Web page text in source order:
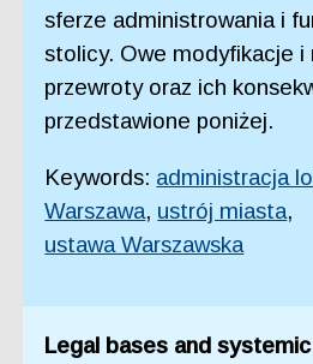
sferze administrowania i
stolicy. Owe modyfikacje i
przewroty oraz ich
przedstawione poniżej.
Keywords: administracja
Warszawa, ustrój miasta,
ustawa Warszawska
Legal bases and